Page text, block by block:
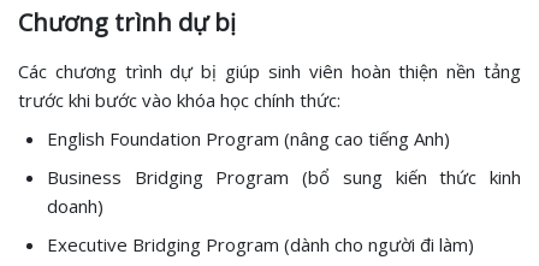
Chương trình dự bị
Các chương trình dự bị giúp sinh viên hoàn thiện nền tảng
trước khi bước vào khóa học chính thức:
English Foundation Program (nâng cao tiếng Anh)
Business Bridging Program (bổ sung kiến thức kinh
doanh)
Executive Bridging Program (dành cho người đi làm)